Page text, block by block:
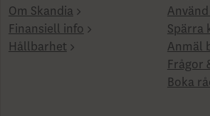
Om Skandia
Finansiell info
Hållbarhet
Spärra
Anmäl
Frågor
Boka